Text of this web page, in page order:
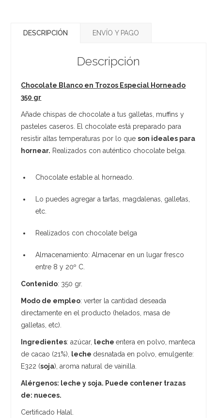
DESCRIPCIÓN ENVÍO Y PAGO
Descripción
Chocolate Blanco en Trozos Especial Horneado
350 gr
Añade chispas de chocolate a tus galletas, muffins y
pasteles caseros. El chocolate está preparado para
resistir altas temperaturas por lo queson ideales para
hornear. Realizados con auténtico chocolate belga.
Chocolate estable al horneado.
Lo puedes agregar a tartas, magdalenas, galletas,
etc.
Realizados con chocolate belga
Almacenamiento: Almacenar en un lugar fresco
entre 8 y 20º C.
Contenido: 350 gr.
Modo de empleo: verter la cantidad deseada
directamente en el producto (helados, masa de
galletas, etc).
Ingredientes: azúcar, lecheentera en polvo, manteca
de cacao (21%),
leche desnatada en polvo, emulgente:
E322 (soja), aroma natural de vainilla.
Alérgenos: leche y soja. Puede contener trazas
de: nueces.
Certificado Halal.